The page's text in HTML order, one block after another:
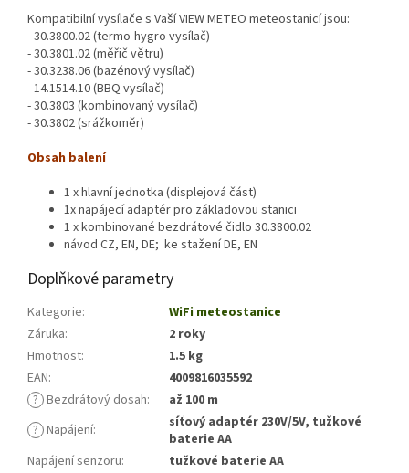
Kompatibilní vysílače s Vaší VIEW METEO meteostanicí jsou:
- 30.3800.02 (termo-hygro vysílač)
- 30.3801.02 (měřič větru)
- 30.3238.06 (bazénový vysílač)
- 14.1514.10 (BBQ vysílač)
- 30.3803 (kombinovaný vysílač)
- 30.3802 (srážkoměr)
Obsah balení
1 x hlavní jednotka (displejová část)
1x napájecí adaptér pro základovou stanici
1 x kombinované bezdrátové čidlo 30.3800.02
návod CZ, EN, DE; ke stažení DE, EN
Doplňkové parametry
Kategorie:
WiFi meteostanice
Záruka:
2 roky
Hmotnost:
1.5 kg
EAN:
4009816035592
? Bezdrátový dosah:
až 100 m
? Napájení:
síťový adaptér 230V/5V, tužkové
baterie AA
Napájení senzoru:
tužkové baterie AA